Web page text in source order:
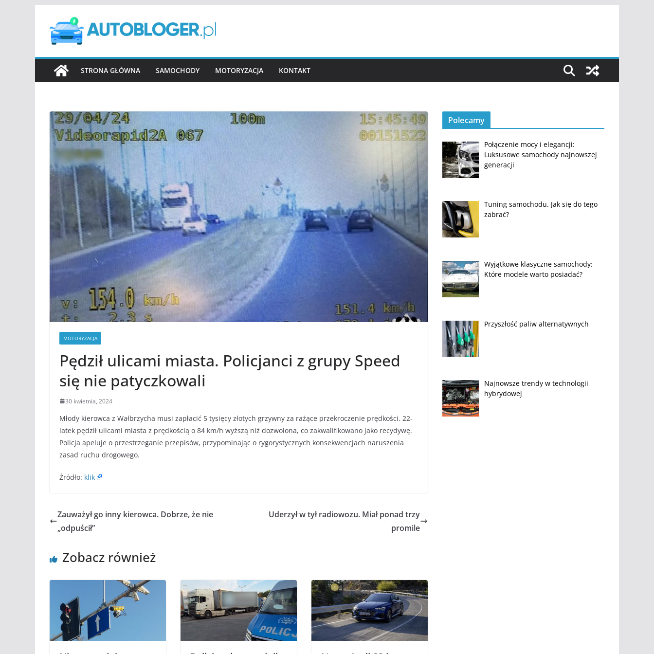
treści
STRONA GŁÓWNA SAMOCHODY MOTORYZACJA KONTAKT
MOTORYZACJA
Pędził ulicami miasta. Policjanci z grupy Speed
się nie patyczkowali
30 kwietnia, 2024
Młody kierowca z Wałbrzycha musi zapłacić 5 tysięcy złotych grzywny za rażące przekroczenie prędkości. 22-
latek pędził ulicami miasta z prędkością o 84 km/h wyższą niż dozwolona, co zakwalifikowano jako recydywę.
Policja apeluje o przestrzeganie przepisów, przypominając o rygorystycznych konsekwencjach naruszenia
zasad ruchu drogowego.
Źródło: klik
Zauważył go inny kierowca. Dobrze, że nie
„odpuścił”
Uderzył w tył radiowozu. Miał ponad trzy
promile
Zobacz również
Polecamy
Połączenie mocy i elegancji:
Luksusowe samochody najnowszej
generacji
Tuning samochodu. Jak się do tego
zabrać?
Wyjątkowe klasyczne samochody:
Które modele warto posiadać?
Przyszłość paliw alternatywnych
Najnowsze trendy w technologii
hybrydowej